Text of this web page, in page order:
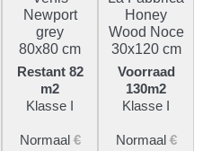
Newport
grey
80x80 cm
Restant 82
m2
Klasse I
Normaal€
Honey
Wood Noce
30x120 cm
Voorraad
130m2
Klasse I
Normaal€